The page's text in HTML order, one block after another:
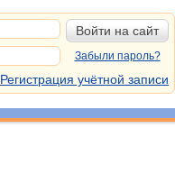
Забыли пароль?
Регистрация учётной записи